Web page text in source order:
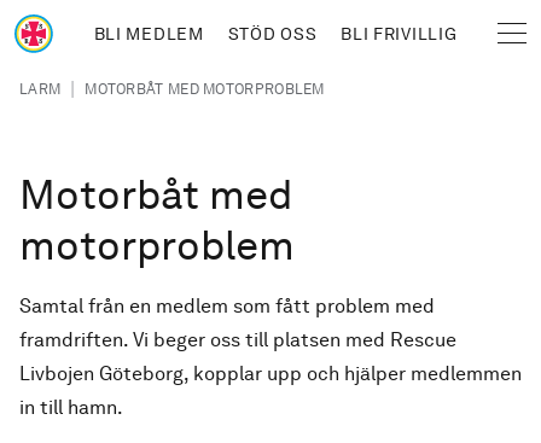
Hoppa till huvudinnehåll
BLI MEDLEM STÖD OSS BLI FRIVILLIG
Länkstig
LARM | MOTORBÅT MED MOTORPROBLEM
Motorbåt med
motorproblem
Samtal från en medlem som fått problem med
framdriften. Vi beger oss till platsen med Rescue
Livbojen Göteborg, kopplar upp och hjälper medlemmen
in till hamn.